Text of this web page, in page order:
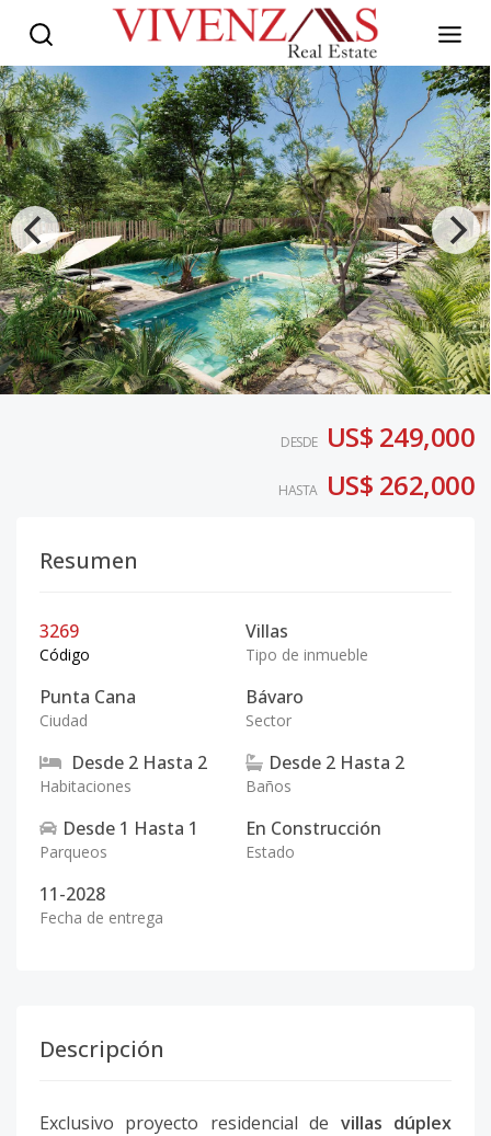
DESDE US$ 249,000
HASTA US$ 262,000
Resumen
3269
Código
Villas
Tipo de inmueble
Punta Cana
Ciudad
Bávaro
Sector
Desde 2 Hasta 2
Habitaciones
Desde 2 Hasta 2
Baños
Desde 1 Hasta 1
Parqueos
En Construcción
Estado
11-2028
Fecha de entrega
Descripción
Exclusivo proyecto residencial de villas dúplex